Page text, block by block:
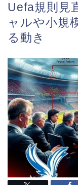
Uefa規則見
ャルや小規
る動き